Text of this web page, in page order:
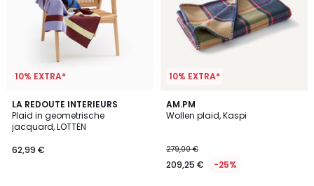
10% EXTRA*
LA REDOUTE INTERIEURS
Plaid in geometrische
jacquard, LOTTEN
62,99 €
10% EXTRA*
AM.PM
Wollen plaid, Kaspi
279,00 €
209,25 € -25%